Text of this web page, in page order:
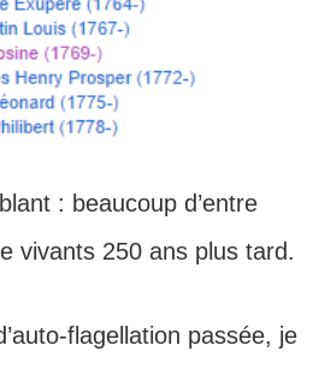
: beaucoup d’entre
vivants 250 ans plus tard.
flagellation passée, je